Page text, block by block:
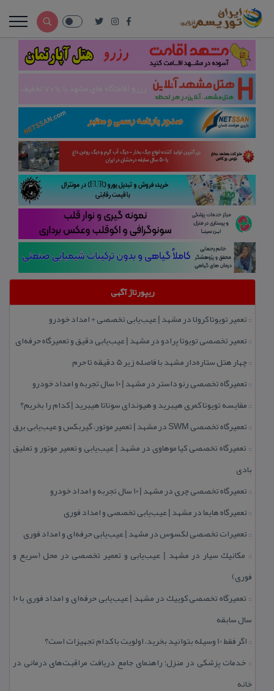
ریپورتاژ آگهی
:: تعمیر تویوتا كرولا در مشهد | عیب‌یابی تخصصی + امداد خودرو
:: تعمیر تخصصی تویوتا پرادو در مشهد | عیب‌یابی دقیق و تعمیرگاه حرفه‌ای
::چهار هتل‌ ستاره‌دار مشهد با فاصله زیر 5 دقیقه تا حرم
:: تعمیرگاه تخصصی رنو داستر در مشهد | ۱۰ سال تجربه و امداد خودرو
:: مقایسه تویوتا كمری هیبرید و هیوندای سوناتا هیبرید | كدام را بخریم؟
:: تعمیرگاه تخصصی SWM در مشهد | تعمیر موتور، گیربكس و عیب‌یابی برق
:: تعمیرگاه تخصصی كیا موهاوی در مشهد | عیب‌یابی و تعمیر موتور و تعلیق
بادی
:: تعمیرگاه تخصصی چری در مشهد | ۱۰ سال تجربه و امداد خودرو
:: تعمیرگاه هایما در مشهد | عیب‌یابی تخصصی و امداد فوری
:: تعمیرات تخصصی لكسوس در مشهد | عیب‌یابی حرفه‌ای و امداد فوری
:: مكانیك سیار در مشهد | عیب‌یابی و تعمیر تخصصی در محل (سریع و
فوری)
::
تعمیرگاه تخصصی كوییك در مشهد | عیب‌یابی حرفه‌ای و امداد فوری با ۱۰
سال سابقه
:: اگر فقط 10 وسیله بتوانید بخرید، اولویت با كدام تجهیزات است؟
:: خدمات پزشكی در منزل؛ راهنمای جامع دریافت مراقبت‌های درمانی در
خانه